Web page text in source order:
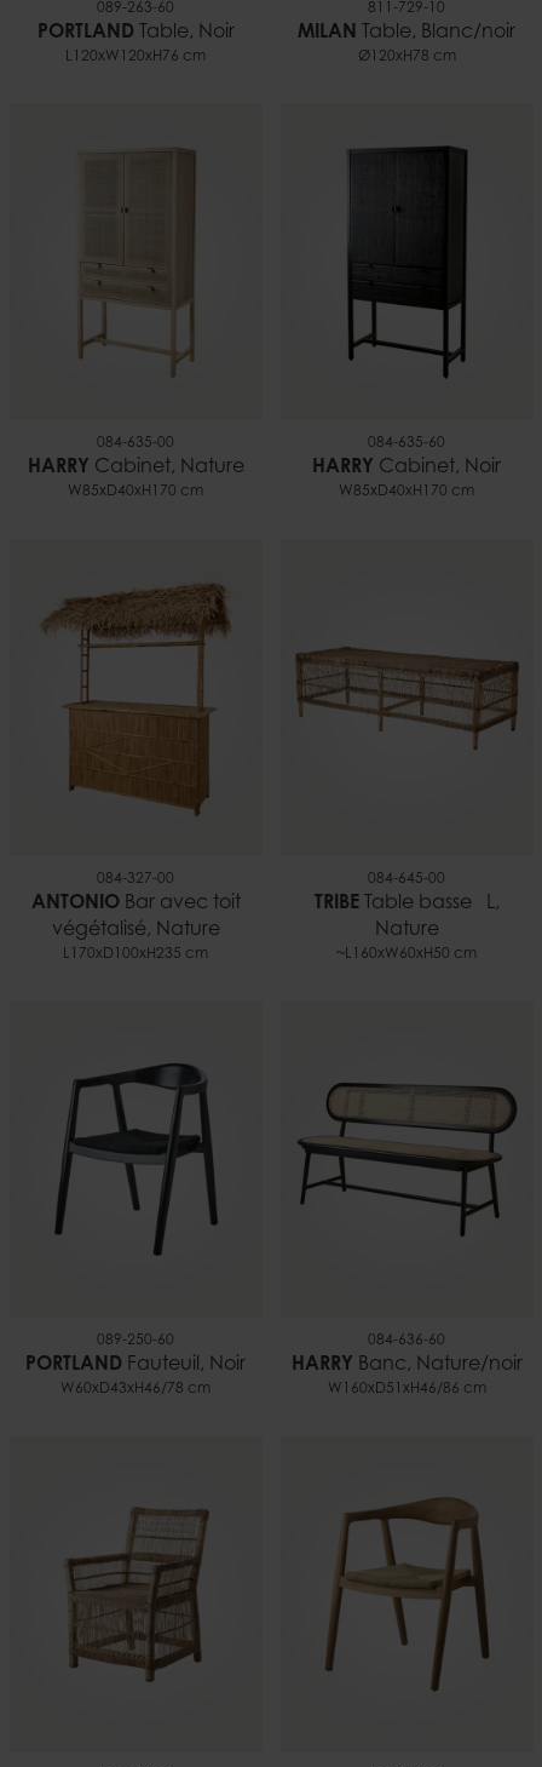
089-263-60
PORTLAND Table, Noir
L120xW120xH76 cm
811-729-10
MILAN Table, Blanc/noir
Ø120xH78 cm
084-635-00
HARRY Cabinet, Nature
W85xD40xH170 cm
084-635-60
HARRY Cabinet, Noir
W85xD40xH170 cm
084-327-00
ANTONIOBar avec toit
végétalisé, Nature
L170xD100xH235 cm
084-645-00
TRIBETable basse L,
Nature
~L160xW60xH50 cm
089-250-60
PORTLAND Fauteuil, Noir
W60xD43xH46/78 cm
084-636-60
HARRY Banc, Nature/noir
W160xD51xH46/86 cm